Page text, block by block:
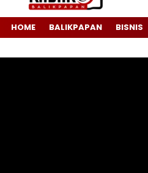
HOME BALIKPAPAN BISNIS